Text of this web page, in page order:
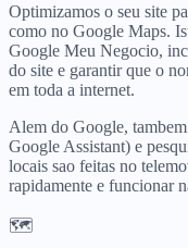
Optimizamos o seu site
como no Google Maps.
Google Meu Negocio,
do site e garantir que o
em toda a internet.
Alem do Google,
Google Assistant) e
locais sao feitas no
rapidamente e funcionar
🗺️